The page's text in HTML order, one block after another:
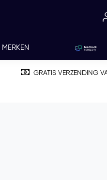
MERKEN
GRATIS VERZENDING